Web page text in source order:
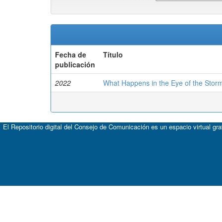
Fecha de
publicación
Título
2022 What Happens in the Eye of the
El Repositorio digital del Consejo de Comunicación es un espacio virtual